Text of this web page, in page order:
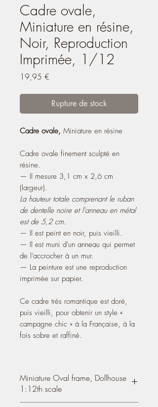
Cadre ovale,
Miniature en résine,
Noir, Reproduction
Imprimée, 1/12
19,95 €
Rupture de stock
Cadre ovale, Miniature en résine
Cadre ovale finement sculpté en
résine.
— Il mesure 3,1 cm x 2,6 cm
(largeur).
La hauteur totale comprenant le ruban
de dentelle noire et l'anneau en métal
est de 5,2 cm.
— Il est peint en noir, puis vieilli.
— Il est muni d'un anneau qui permet
de l'accrocher à un mur.
— La peinture est une reproduction
imprimée sur papier.
Ce cadre très romantique est doré,
puis vieilli, pour obtenir un style «
campagne chic » à la Française, à la
fois sobre et raffiné.
Miniature Oval frame, Dollhouse
1:12th scale